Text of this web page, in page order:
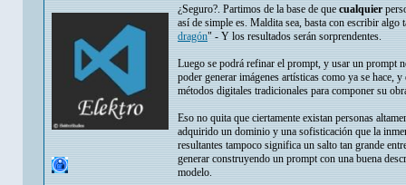
¿Seguro?. Partimos de la base de que cualquier
así de simple es. Maldita sea, basta con escribir algo
dragón" - Y los resultados serán sorprendentes.
Luego se podrá refinar el prompt, y usar un prompt
poder generar imágenes artísticas como ya se hace,
métodos digitales tradicionales para componer su
Eso no quita que ciertamente existan personas
adquirido un dominio y una sofisticación que la
resultantes tampoco significa un salto tan grande
generar construyendo un prompt con una buena
modelo.